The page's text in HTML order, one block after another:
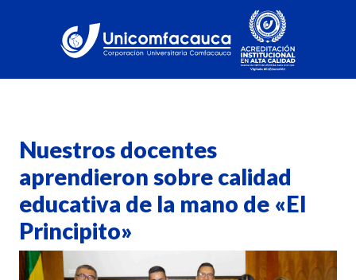
Nuestros docentes
aprendieron sobre calidad
educativa de la mano de «El
Principito»